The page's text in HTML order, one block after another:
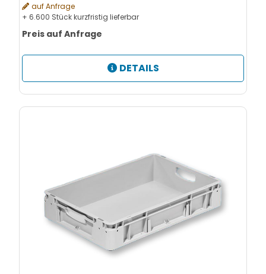
auf Anfrage
+ 6.600 Stück kurzfristig lieferbar
Preis auf Anfrage
DETAILS